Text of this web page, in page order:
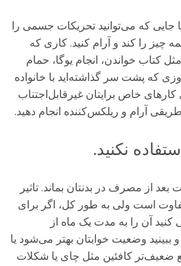
جایی که می‌توانید تحریکات جسمی را
چیز را‌ کند و آرام کنید. کاری که
کتاب خواندن، انجام یوگا، حمام
که پشت سر گذاشته‌اید با خانواده
خاص برایتان غیرقابل‌اجتناب
آرام و ریلکس‌کننده انجام دهید.
۱۲-۸ ساعت بعد از مصرف در بدنتان بماند. تاثیر
است ولی به طور کل، اگر برای
آن را به مدت یک ماه از
ببینید وضعیت خوابتان بهتر می‌شود یا
ضعیف‌تر کافئین مثل چای یا شکلات